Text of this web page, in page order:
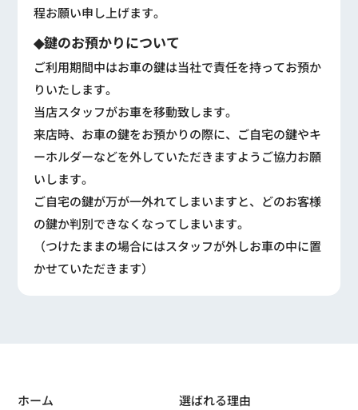
程お願い申し上げます。
◆鍵のお預かりについて
ご利用期間中はお車の鍵は当社で責任を持ってお預か
りいたします。
当店スタッフがお車を移動致します。
来店時、お車の鍵をお預かりの際に、ご自宅の鍵やキ
ーホルダーなどを外していただきますようご協力お願
いします。
ご自宅の鍵が万が一外れてしまいますと、どのお客様
の鍵か判別できなくなってしまいます。
（つけたままの場合にはスタッフが外しお車の中に置
かせていただきます）
ホーム
選ばれる理由